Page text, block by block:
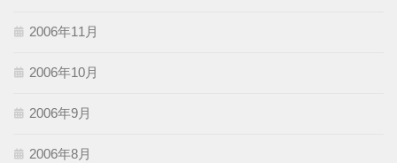
2006年11月
2006年10月
2006年9月
2006年8月